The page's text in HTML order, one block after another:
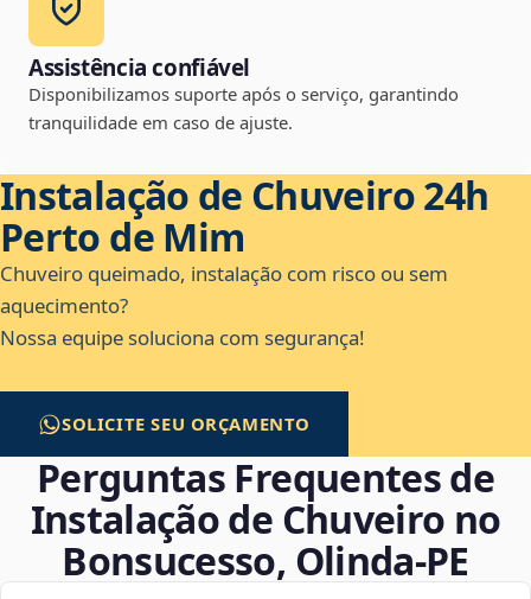
Assistência confiável
Disponibilizamos suporte após o serviço, garantindo
tranquilidade em caso de ajuste.
Instalação de Chuveiro 24h
Perto de Mim
Chuveiro queimado, instalação com risco ou sem
aquecimento?
Nossa equipe soluciona com segurança!
SOLICITE SEU ORÇAMENTO
Perguntas Frequentes de
Instalação de Chuveiro no
Bonsucesso, Olinda‑PE